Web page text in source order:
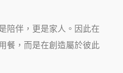
陪伴，更是家人。因此在
餐，而是在創造屬於彼此